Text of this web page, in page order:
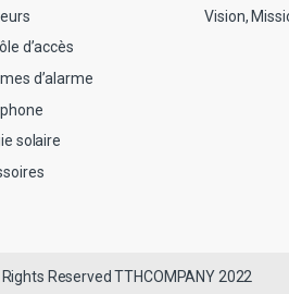
d’accès
d’alarme
solaire
Vision,
Reserved TTHCOMPANY 2022